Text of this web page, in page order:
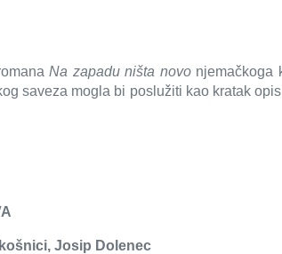
Na zapadu ništa novonjemačkoga
saveza mogla bi poslužiti kao kratak
Josip Dolenec